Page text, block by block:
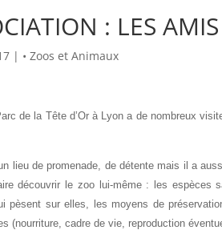
: LES
| • Zoos et Animaux
de la Tête d’Or à Lyon a de nombreux
lieu de promenade, de détente mais il a
découvrir le zoo lui-même : les espèces
pèsent sur elles, les moyens de
(nourriture, cadre de vie, reproduction